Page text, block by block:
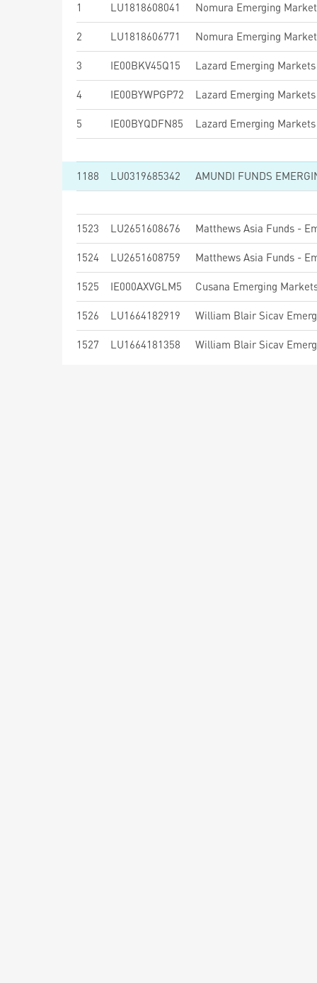
1
LU1818608041 Nomura Emerging
2 LU1818606771 Nomura Emerging
3 IE00BKV45Q15 Lazard Emerging
4 IE00BYWPGP72 Lazard Emerging
5 IE00BYQDFN85 Lazard Emerging
1188 LU0319685342
1523 LU2651608676
1524 LU2651608759
1525 IE000AXVGLM5 Cusana Emerging
1526 LU1664182919
1527 LU1664181358